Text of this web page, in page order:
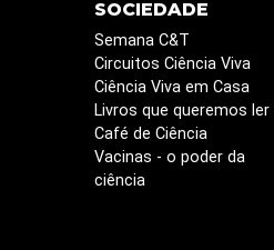
SOCIEDADE
Semana C&T
Circuitos Ciência Viva
Ciência Viva em Casa
Livros que queremos ler
Café de Ciência
Vacinas - o poder da
ciência